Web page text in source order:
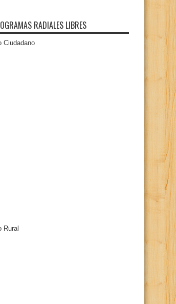
RADIALES LIBRES
Ciudadano
Rural